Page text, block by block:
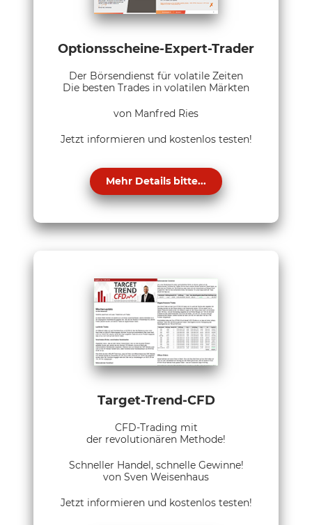
Optionsscheine-Expert-Trader
Der Börsendienst für volatile Zeiten
Die besten Trades in volatilen Märkten
von Manfred Ries
Jetzt informieren und kostenlos testen!
Mehr Details bitte...
Target-Trend-CFD
CFD-Trading mit
der revolutionären Methode!
Schneller Handel, schnelle Gewinne!
von Sven Weisenhaus
Jetzt informieren und kostenlos testen!